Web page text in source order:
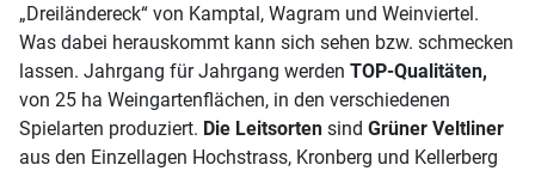
„Dreiländereck“ von Kamptal, Wagram und Weinviertel.
Was dabei herauskommt kann sich sehen bzw. schmecken
lassen. Jahrgang für Jahrgang werden TOP-Qualitäten,
von 25 ha Weingartenflächen, in den verschiedenen
Spielarten produziert. Die Leitsorten sind Grüner Veltliner
aus den Einzellagen Hochstrass, Kronberg und Kellerberg